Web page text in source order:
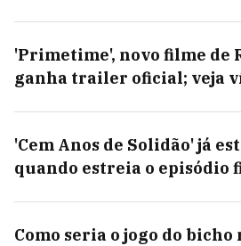
'Primetime', novo filme de
ganha trailer oficial; veja
'Cem Anos de Solidão' já
quando estreia o episódio
Como seria o jogo do